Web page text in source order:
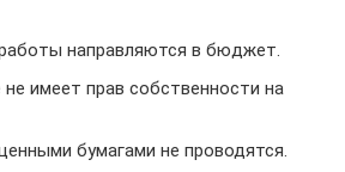
направляются в бюджет.
имеет прав собственности на
бумагами не проводятся.